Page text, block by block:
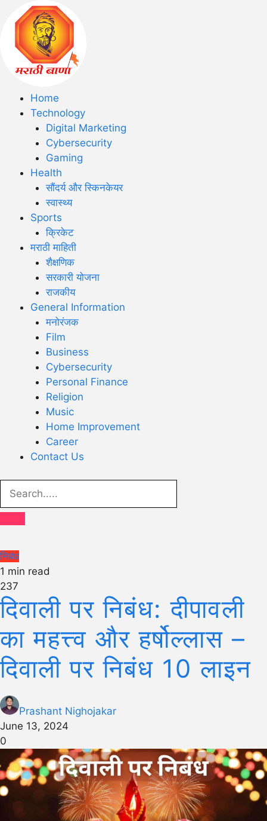
Home
Technology
Digital Marketing
Cybersecurity
Gaming
Health
सौंदर्य और स्किनकेयर
स्वास्थ्य
Sports
क्रिकेट
मराठी माहिती
शैक्षणिक
सरकारी योजना
राजकीय
General Information
मनोरंजक
Film
Business
Cybersecurity
Personal Finance
Religion
Music
Home Improvement
Career
Contact Us
निबंध
1 min read
237
दिवाली पर निबंध: दीपावली
का महत्त्व और हर्षोल्लास –
दिवाली पर निबंध 10 लाइन
Prashant Nighojakar
June 13, 2024
0